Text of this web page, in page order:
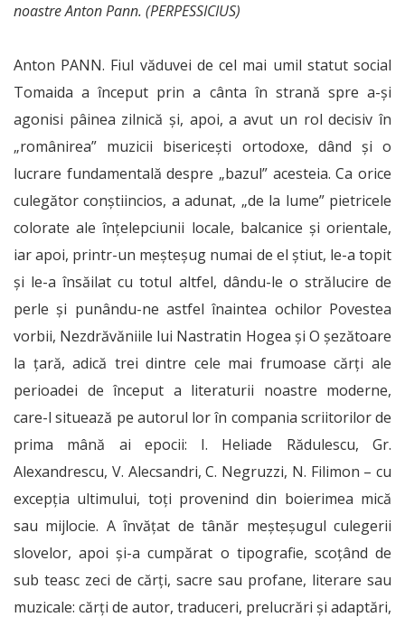
noastre Anton Pann. (PERPESSICIUS)
Anton PANN. Fiul văduvei de cel mai umil statut social
Tomaida a început prin a cânta în strană spre a-și
agonisi pâinea zilnică și, apoi, a avut un rol decisiv în
„românirea” muzicii bisericești ortodoxe, dând și o
lucrare fundamentală despre „bazul” acesteia. Ca orice
culegător conștiincios, a adunat, „de la lume” pietricele
colorate ale înțelepciunii locale, balcanice și orientale,
iar apoi, printr-un meșteșug numai de el știut, le-a topit
și le-a însăilat cu totul altfel, dându-le o strălucire de
perle și punându-ne astfel înaintea ochilor Povestea
vorbii, Nezdrăvăniile lui Nastratin Hogea și O șezătoare
la țară, adică trei dintre cele mai frumoase cărți ale
perioadei de început a literaturii noastre moderne,
care-l situează pe autorul lor în compania scriitorilor de
prima mână ai epocii: I. Heliade Rădulescu, Gr.
Alexandrescu, V. Alecsandri, C. Negruzzi, N. Filimon – cu
excepția ultimului, toți provenind din boierimea mică
sau mijlocie. A învățat de tânăr meșteșugul culegerii
slovelor, apoi și-a cumpărat o tipografie, scoțând de
sub teasc zeci de cărți, sacre sau profane, literare sau
muzicale: cărți de autor, traduceri, prelucrări și adaptări,